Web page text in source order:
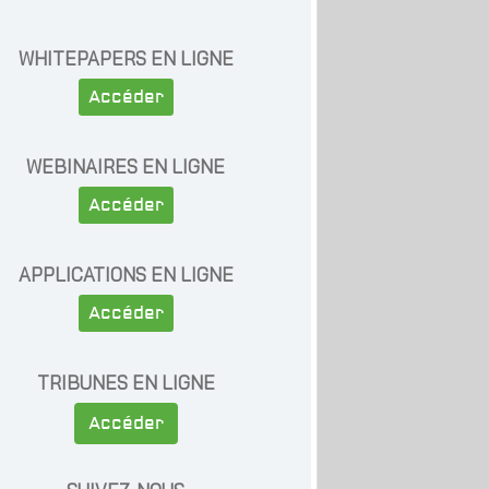
WHITEPAPERS EN LIGNE
Accéder
WEBINAIRES EN LIGNE
Accéder
APPLICATIONS EN LIGNE
Accéder
TRIBUNES EN LIGNE
Accéder